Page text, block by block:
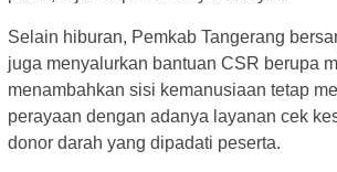
Selain hiburan, Pemkab Tangerang
juga menyalurkan bantuan CSR berupa
menambahkan sisi kemanusiaan tetap
perayaan dengan adanya layanan cek
donor darah yang dipadati peserta.